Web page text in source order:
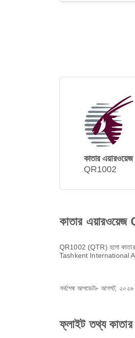
কাতার এয়ারওয়েজ
QR1002
কাতার
QR1002 (QTR) হলো
Tashkent International
সর্বশেষ আপডেট৮ আগস্ট,
ফ্লাইট তথ্য